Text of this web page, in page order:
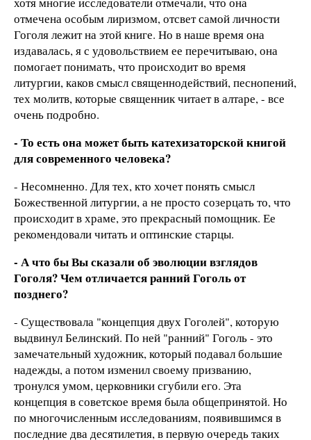
отмечена особым лиризмом, отсвет самой личности
Гоголя лежит на этой книге. Но в наше время она
издавалась, я с удовольствием ее перечитываю, она
помогает понимать, что происходит во время
литургии, каков смысл священнодействий, песнопений,
тех молитв, которые священник читает в алтаре, - все
очень подробно.
- То есть она может быть катехизаторской книгой
для современного человека?
- Несомненно. Для тех, кто хочет понять смысл
Божественной литургии, а не просто созерцать то, что
происходит в храме, это прекрасный помощник. Ее
рекомендовали читать и оптинские старцы.
- А что бы Вы сказали об эволюции взглядов
Гоголя? Чем отличается ранний Гоголь от
позднего?
- Существовала "концепция двух Гоголей", которую
выдвинул Белинский. По ней "ранний" Гоголь - это
замечательный художник, который подавал большие
надежды, а потом изменил своему призванию,
тронулся умом, церковники сгубили его. Эта
концепция в советское время была общепринятой. Но
по многочисленным исследованиям, появившимся в
последние два десятилетия, в первую очередь таких